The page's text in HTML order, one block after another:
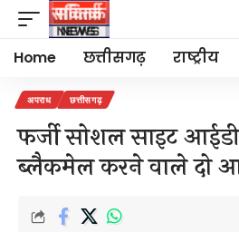
Home छत्तीसगढ़ राष्ट्रीय
अपराध छत्तीसगढ़
फर्जी सोशल साइट
ब्लैकमेल करने वाले दो